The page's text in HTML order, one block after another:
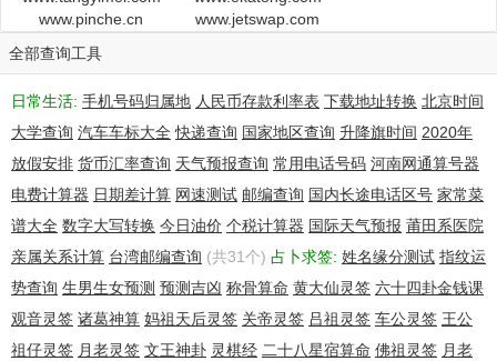
Address : GuangDongSheng GuangZhouShi TianHeQu
GuangzhouKeXueCheng KeXueDaDao 165Hao
City : Guang Zhou Shi
Province/State : Guang Dong Sheng
Country : CN
Postal Code : 510000
Administrative Contact:
Name : KunYuanChen
Organization : GuangZhou WangJing WenHua ChuanBo
YouXianGongSi
Address : GuangDongSheng GuangZhouShi TianHeQu
GuangzhouKeXueCheng KeXueDaDao 165Hao
ChuangYiDaSha B1 706
www.pinche.cn
www.jetswap.com
全部查询工具
日常生活: 手机号码归属地 人民币存款利率表 下载地址转换 北京时间
大学查询 汽车车标大全 快递查询 国家地区查询 升降旗时间 2020年
放假安排 货币汇率查询 天气预报查询 常用电话号码 河南网通算号器
电费计算器 日期差计算 网速测试 邮编查询 国内长途电话区号 家常菜
谱大全 数字大写转换 今日油价 个税计算器 国际天气预报 莆田系医院
亲属关系计算 台湾邮编查询 (共31个) 占卜求签: 姓名缘分测试 指纹运
势查询 生男生女预测 预测吉凶 称骨算命 黄大仙灵签 六十四卦金钱课
观音灵签 诸葛神算 妈祖天后灵签 关帝灵签 吕祖灵签 车公灵签 王公
祖仔灵签 月老灵签 文王神卦 灵棋经 二十八星宿算命 佛祖灵签 月老